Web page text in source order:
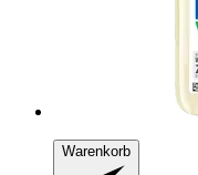
Warenkorb